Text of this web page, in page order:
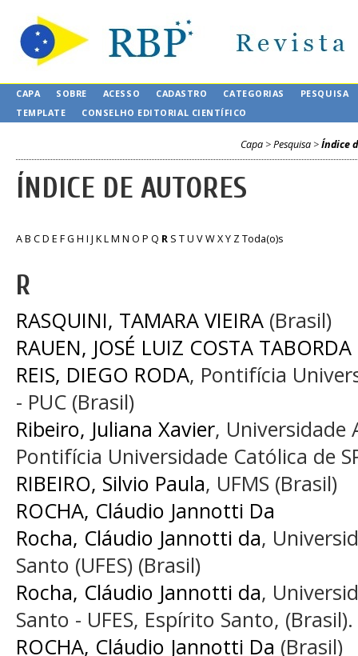
CAPA SOBRE ACESSO CADASTRO CATEGORIAS
PESQUISA
TEMPLATE
CONSELHO EDITORIAL CIENTÍFICO
Capa >Pesquisa >Índice
ÍNDICE DE AUTORES
AB CD E FG H I J KLM N O P Q R S TU VWXY ZToda(o)s
R
RASQUINI, TAMARA VIEIRA (Brasil)
RAUEN, JOSÉ LUIZ COSTA TABORDA
REIS, DIEGO RODA, Pontifícia
- PUC (Brasil)
Ribeiro, Juliana Xavier, Universidade
Pontifícia Universidade Católica de
RIBEIRO, Silvio Paula, UFMS (Brasil)
ROCHA, Cláudio Jannotti Da
Rocha, Cláudio Jannotti da,
Santo (UFES) (Brasil)
Rocha, Cláudio Jannotti da,
Santo - UFES, Espírito Santo,
ROCHA, Cláudio Jannotti Da (Brasil)